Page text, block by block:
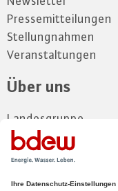
Pressemitteilungen
Stellungnahmen
Veranstaltungen
Über uns
Landesgruppe
Vorstand
Gremien